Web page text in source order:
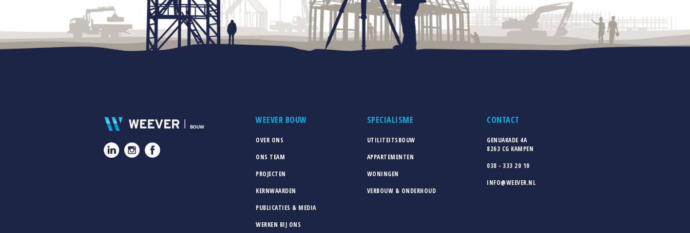
WEEVER BOUW
OVER ONS
ONS TEAM
PROJECTEN
KERNWAARDEN
PUBLICATIES & MEDIA
WERKEN BIJ ONS
SPECIALISME
UTILITEITSBOUW
APPARTEMENTEN
WONINGEN
VERBOUW & ONDERHOUD
CONTACT
GENUAKADE 4A
8263 CG KAMPEN
038 - 333 20 10
INFO@WEEVER.NL